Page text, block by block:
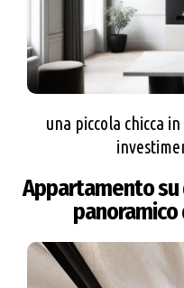
una piccola chicca
Appartamento
panoramico